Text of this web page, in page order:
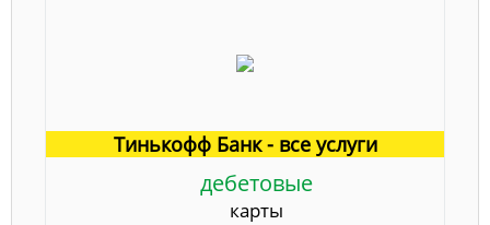
Тинькофф Банк - все услуги
дебетовые
карты